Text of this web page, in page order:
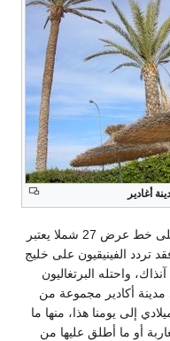
أغادير
على الساحل الغربي للمحيط الأطلسي على خط عرض 27 شملا يعتبر
تردد الفينيقيون على خليج
واحتله البرتغاليون
على مدينة أكادير مجموعة من
إلى يومنا هذا، منها ما
أو ما أطلق عليها من